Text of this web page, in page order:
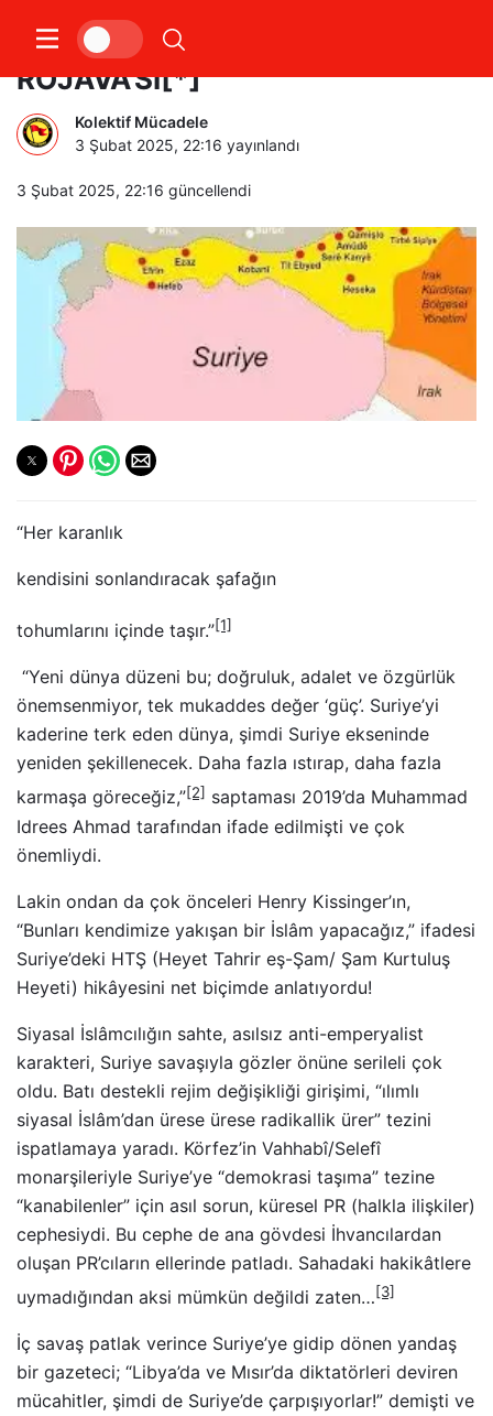
ORTADOĞU’NUN SURİYE’Sİ İLE
ROJAVA’SI[*]
Kolektif Mücadele
3 Şubat 2025, 22:16 yayınlandı
3 Şubat 2025, 22:16 güncellendi
“Her karanlık
kendisini sonlandıracak şafağın
tohumlarını içinde taşır.”[1]
“Yeni dünya düzeni bu; doğruluk, adalet ve özgürlük
önemsenmiyor, tek mukaddes değer ‘güç’. Suriye’yi
kaderine terk eden dünya, şimdi Suriye ekseninde
yeniden şekillenecek. Daha fazla ıstırap, daha fazla
karmaşa göreceğiz,”[2] saptaması 2019’da Muhammad
Idrees Ahmad tarafından ifade edilmişti ve çok
önemliydi.
Lakin ondan da çok önceleri Henry Kissinger’ın,
“Bunları kendimize yakışan bir İslâm yapacağız,” ifadesi
Suriye’deki HTŞ (Heyet Tahrir eş-Şam/ Şam Kurtuluş
Heyeti) hikâyesini net biçimde anlatıyordu!
Siyasal İslâmcılığın sahte, asılsız anti-emperyalist
karakteri, Suriye savaşıyla gözler önüne serileli çok
oldu. Batı destekli rejim değişikliği girişimi, “ılımlı
siyasal İslâm’dan ürese ürese radikallik ürer” tezini
ispatlamaya yaradı. Körfez’in Vahhabî/Selefî
monarşileriyle Suriye’ye “demokrasi taşıma” tezine
“kanabilenler” için asıl sorun, küresel PR (halkla ilişkiler)
cephesiydi. Bu cephe de ana gövdesi İhvancılardan
oluşan PR’cıların ellerinde patladı. Sahadaki hakikâtlere
uymadığından aksi mümkün değildi zaten…[3]
İç savaş patlak verince Suriye’ye gidip dönen yandaş
bir gazeteci; “Libya’da ve Mısır’da diktatörleri deviren
mücahitler, şimdi de Suriye’de çarpışıyorlar!” demişti ve